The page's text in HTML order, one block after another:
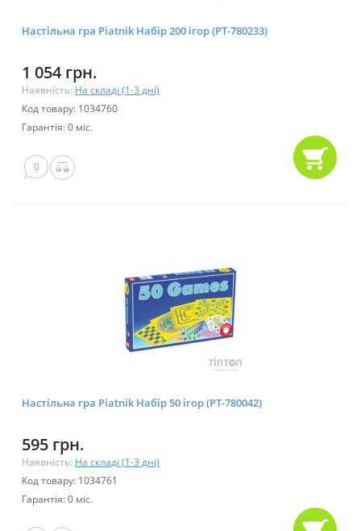
Настільна гра Piatnik Набір 200 ігор (PT-780233)
1 054 грн.
Наявність: На складі (1-3 дні)
Код товару: 1034760
Гарантія: 0 міс.
0
Настільна гра Piatnik Набір 50 ігор (PT-780042)
595 грн.
Наявність: На складі (1-3 дні)
Код товару: 1034761
Гарантія: 0 міс.